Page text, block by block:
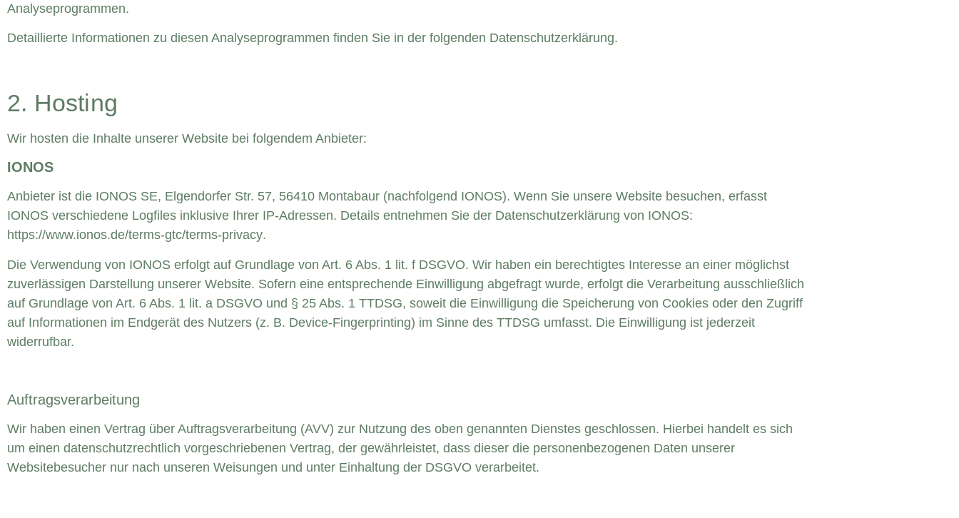
Analyseprogrammen.
Detaillierte Informationen zu diesen Analyseprogrammen finden Sie in der folgenden Datenschutzerklärung.
2. Hosting
Wir hosten die Inhalte unserer Website bei folgendem Anbieter:
IONOS
Anbieter ist die IONOS SE, Elgendorfer Str. 57, 56410 Montabaur (nachfolgend IONOS). Wenn Sie unsere Website besuchen, erfasst
IONOS verschiedene Logfiles inklusive Ihrer IP-Adressen. Details entnehmen Sie der Datenschutzerklärung von IONOS:
https://www.ionos.de/terms-gtc/terms-privacy.
Die Verwendung von IONOS erfolgt auf Grundlage von Art. 6 Abs. 1 lit. f DSGVO. Wir haben ein berechtigtes Interesse an einer möglichst
zuverlässigen Darstellung unserer Website. Sofern eine entsprechende Einwilligung abgefragt wurde, erfolgt die Verarbeitung ausschließlich
auf Grundlage von Art. 6 Abs. 1 lit. a DSGVO und § 25 Abs. 1 TTDSG, soweit die Einwilligung die Speicherung von Cookies oder den Zugriff
auf Informationen im Endgerät des Nutzers (z. B. Device-Fingerprinting) im Sinne des TTDSG umfasst. Die Einwilligung ist jederzeit
widerrufbar.
Auftragsverarbeitung
Wir haben einen Vertrag über Auftragsverarbeitung (AVV) zur Nutzung des oben genannten Dienstes geschlossen. Hierbei handelt es sich
um einen datenschutzrechtlich vorgeschriebenen Vertrag, der gewährleistet, dass dieser die personenbezogenen Daten unserer
Websitebesucher nur nach unseren Weisungen und unter Einhaltung der DSGVO verarbeitet.